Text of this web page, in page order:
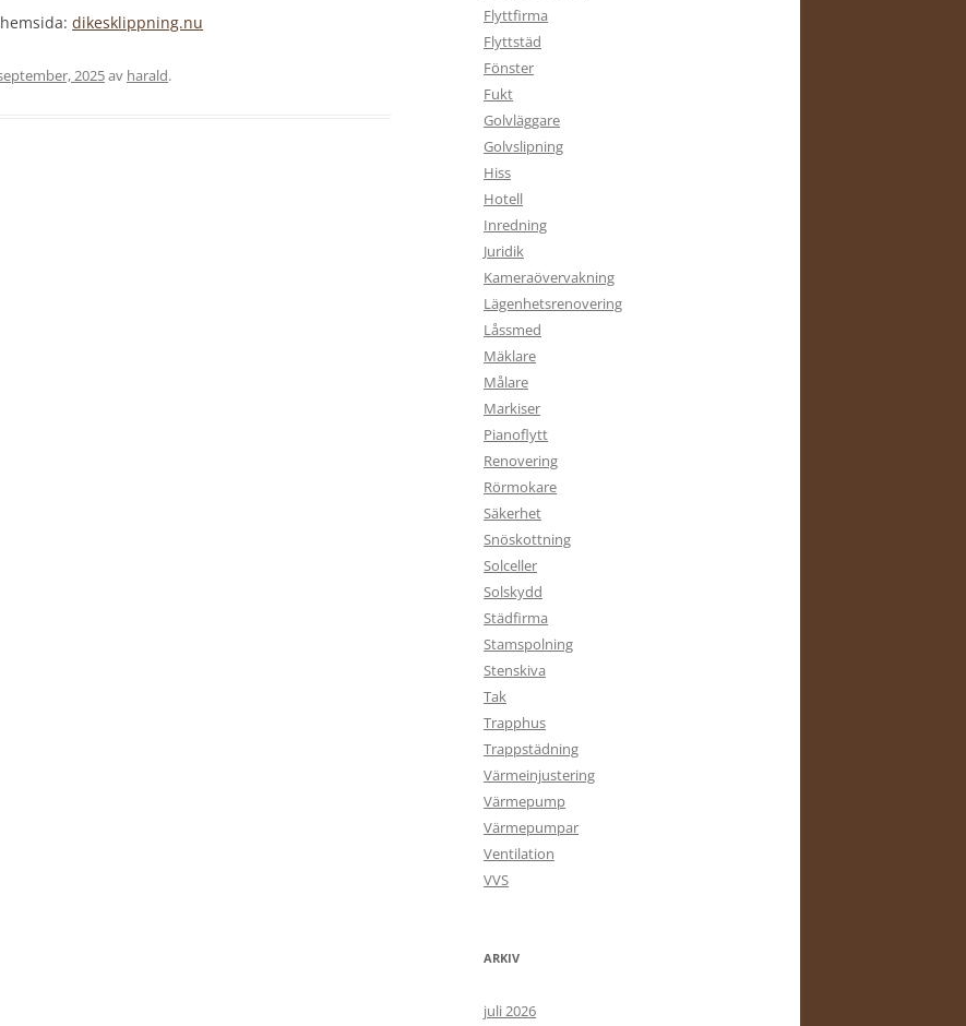
dikesklippning.nu
2025av harald.
Flyttfirma
Flyttstäd
Fönster
Fukt
Golvläggare
Golvslipning
Hiss
Hotell
Inredning
Juridik
Kameraövervakning
Lägenhetsrenovering
Låssmed
Mäklare
Målare
Markiser
Pianoflytt
Renovering
Rörmokare
Säkerhet
Snöskottning
Solceller
Solskydd
Städfirma
Stamspolning
Stenskiva
Tak
Trapphus
Trappstädning
Värmeinjustering
Värmepump
Värmepumpar
Ventilation
VVS
ARKIV
juli 2026